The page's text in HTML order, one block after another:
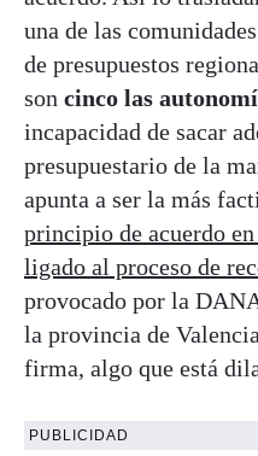
una de las
de presupuestos
son cinco las
incapacidad de sacar
presupuestario de la
apunta a ser la más
principio de acuerdo
ligado al proceso de
provocado por la
la provincia de
firma, algo que está
PUBLICIDAD